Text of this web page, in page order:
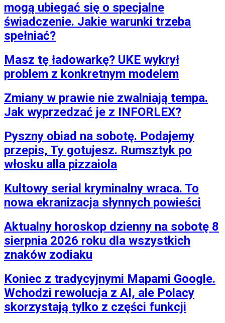
mogą ubiegać się o specjalne
świadczenie. Jakie warunki trzeba
spełniać?
Masz tę ładowarkę? UKE wykrył
problem z konkretnym modelem
Zmiany w prawie nie zwalniają tempa.
Jak wyprzedzać je z INFORLEX?
Pyszny obiad na sobotę. Podajemy
przepis, Ty gotujesz. Rumsztyk po
włosku alla pizzaiola
Kultowy serial kryminalny wraca. To
nowa ekranizacja słynnych powieści
Aktualny horoskop dzienny na sobotę 8
sierpnia 2026 roku dla wszystkich
znaków zodiaku
Koniec z tradycyjnymi Mapami Google.
Wchodzi rewolucja z AI, ale Polacy
skorzystają tylko z części funkcji